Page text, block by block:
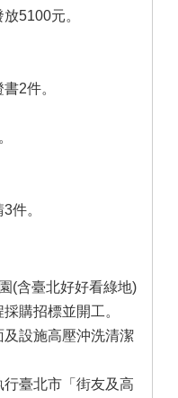
5100元。
2件。
件。
(含臺北好好看綠地)
購招標並開工。
設施高壓沖洗清潔
臺北市「街友及高